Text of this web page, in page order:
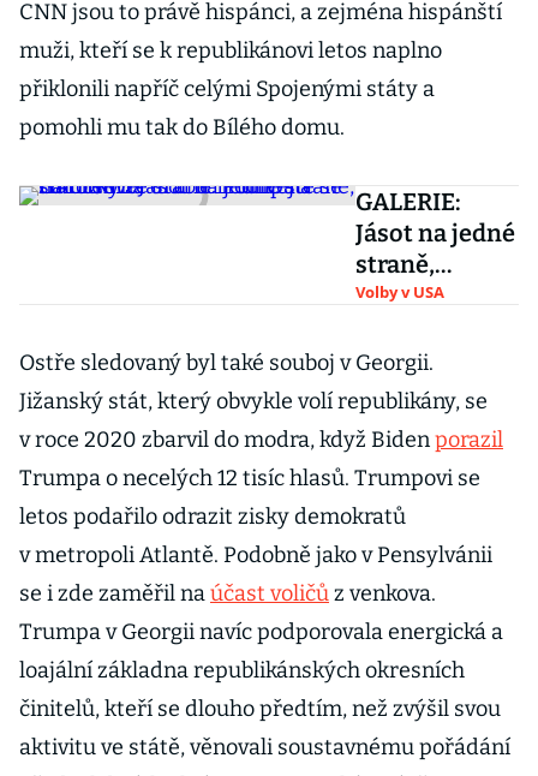
CNN jsou to právě hispánci, a zejména hispánští
muži, kteří se k republikánovi letos naplno
přiklonili napříč celými Spojenými státy a
pomohli mu tak do Bílého domu.
GALERIE:
Jásot na jedné
straně,
smutek na
Podívejte se
na fotky ze
štábů Trumpa
a Harrisové
Volby v USA
Ostře sledovaný byl také souboj v Georgii.
Jižanský stát, který obvykle volí republikány, se
v roce 2020 zbarvil do modra, když Bidenporazil
Trumpa o necelých 12 tisíc hlasů. Trumpovi se
letos podařilo odrazit zisky demokratů
v metropoli Atlantě. Podobně jako v Pensylvánii
se i zde zaměřil naúčast voličůz venkova.
Trumpa v Georgii navíc podporovala energická a
loajální základna republikánských okresních
činitelů, kteří se dlouho předtím, než zvýšil svou
aktivitu ve státě, věnovali soustavnému pořádání